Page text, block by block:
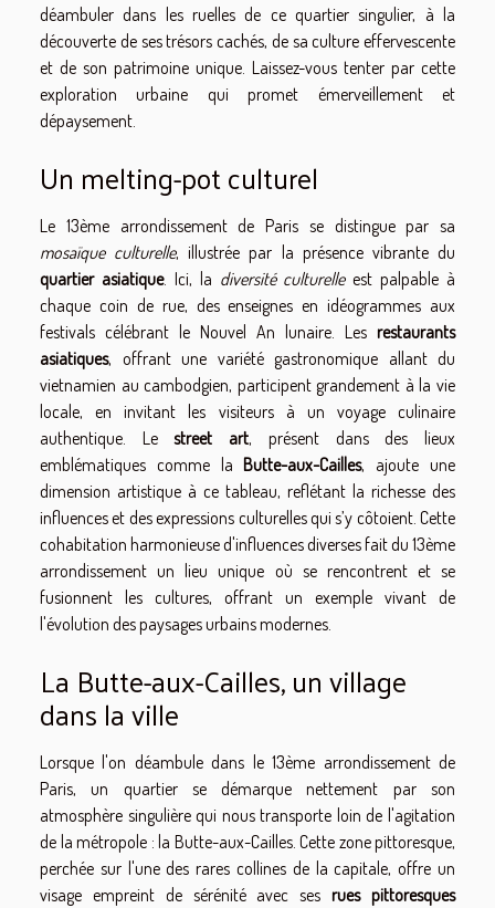
déambuler dans les ruelles de ce quartier singulier, à la
découverte de ses trésors cachés, de sa culture effervescente
et de son patrimoine unique. Laissez-vous tenter par cette
exploration urbaine qui promet émerveillement et
dépaysement.
Un melting-pot culturel
Le 13ème arrondissement de Paris se distingue par sa
mosaïque culturelle, illustrée par la présence vibrante du
quartier asiatique. Ici, la diversité culturelleest palpable à
chaque coin de rue, des enseignes en idéogrammes aux
festivals célébrant le Nouvel An lunaire. Les restaurants
asiatiques, offrant une variété gastronomique allant du
vietnamien au cambodgien, participent grandement à la vie
locale, en invitant les visiteurs à un voyage culinaire
authentique. Lestreet art, présent dans des lieux
emblématiques comme laButte-aux-Cailles, ajoute une
dimension artistique à ce tableau, reflétant la richesse des
influences et des expressions culturelles qui s’y côtoient. Cette
cohabitation harmonieuse d'influences diverses fait du 13ème
arrondissement un lieu unique où se rencontrent et se
fusionnent les cultures, offrant un exemple vivant de
l'évolution des paysages urbains modernes.
La Butte-aux-Cailles, un village
dans la ville
Lorsque l'on déambule dans le 13ème arrondissement de
Paris, un quartier se démarque nettement par son
atmosphère singulière qui nous transporte loin de l'agitation
de la métropole : la Butte-aux-Cailles. Cette zone pittoresque,
perchée sur l'une des rares collines de la capitale, offre un
visage empreint de sérénité avec sesrues pittoresques